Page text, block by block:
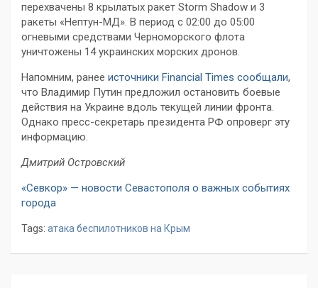
перехвачены 8 крылатых ракет Storm Shadow и 3
ракеты «Нептун-МД». В период с 02:00 до 05:00
огневыми средствами Черноморского флота
уничтожены 14 украинских морских дронов.
Напомним, ранее источники Financial Times сообщали,
что Владимир Путин предложил остановить боевые
действия на Украине вдоль текущей линии фронта.
Однако пресс-секретарь президента РФ опроверг эту
информацию.
Дмитрий Островский
«Севкор» — новости Севастополя о важных событиях
города
Tags: атака беспилотников на Крым